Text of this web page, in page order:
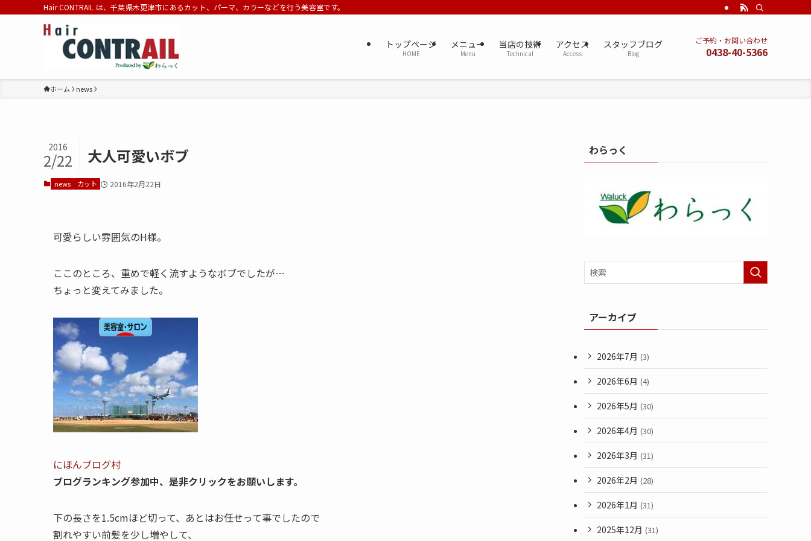
Hair CONTRAIL は、千葉県木更津市にあるカット、パーマ、カラーなどを行う美容室です。
トップページ
HOME
メニュー
Menu
当店の技術
Technical
アクセス
Access
スタッフブログ
Blog
ご予約・お問い合わせ
0438-40-5366
ホーム news
大人可愛いボブ
2016
2/22
news カット 2016年2月22日
可愛らしい雰囲気のH様。
ここのところ、重めで軽く流すようなボブでしたが…
ちょっと変えてみました。
にほんブログ村
ブログランキング参加中、是非クリックをお願いします。
下の長さを1.5cmほど切って、あとはお任せって事でしたので
割れやすい前髪を少し増やして、
わらっく
アーカイブ
2026年7月 (3)
2026年6月 (4)
2026年5月 (30)
2026年4月 (30)
2026年3月 (31)
2026年2月 (28)
2026年1月 (31)
2025年12月 (31)